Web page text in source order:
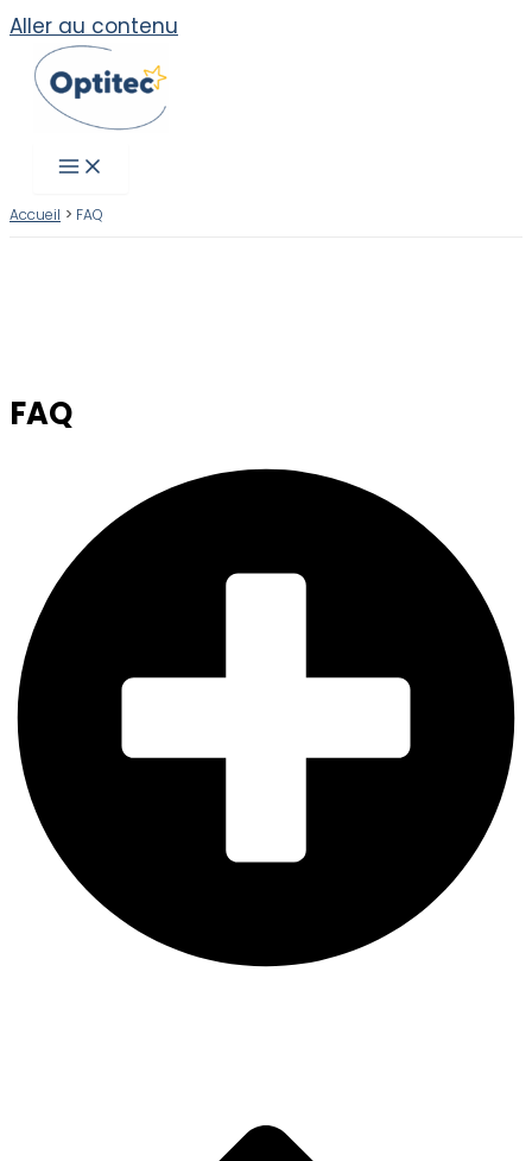
Aller au contenu
Accueil FAQ
FAQ